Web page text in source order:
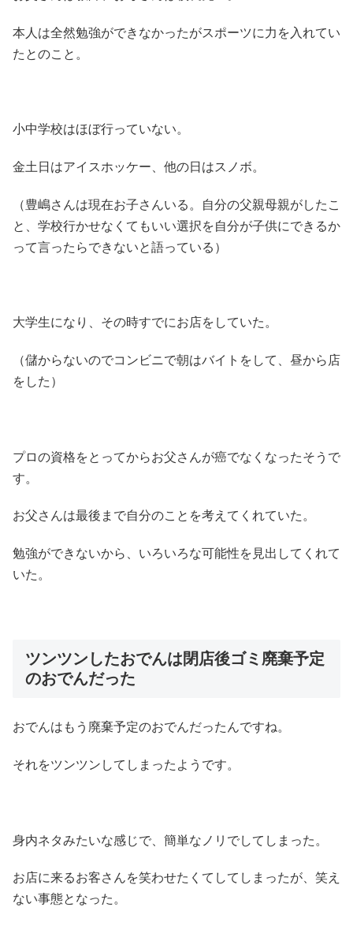
本人は全然勉強ができなかったがスポーツに力を入れてい
たとのこと。
小中学校はほぼ行っていない。
金土日はアイスホッケー、他の日はスノボ。
（豊嶋さんは現在お子さんいる。自分の父親母親がしたこ
と、学校行かせなくてもいい選択を自分が子供にできるか
って言ったらできないと語っている）
大学生になり、その時すでにお店をしていた。
（儲からないのでコンビニで朝はバイトをして、昼から店
をした）
プロの資格をとってからお父さんが癌でなくなったそうで
す。
お父さんは最後まで自分のことを考えてくれていた。
勉強ができないから、いろいろな可能性を見出してくれて
いた。
ツンツンしたおでんは閉店後ゴミ廃棄予定
のおでんだった
おでんはもう廃棄予定のおでんだったんですね。
それをツンツンしてしまったようです。
身内ネタみたいな感じで、簡単なノリでしてしまった。
お店に来るお客さんを笑わせたくてしてしまったが、笑え
ない事態となった。